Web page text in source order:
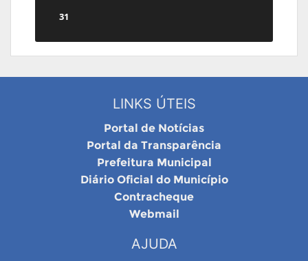
31
LINKS ÚTEIS
Portal de Notícias
Portal da Transparência
Prefeitura Municipal
Diário Oficial do Município
Contracheque
Webmail
AJUDA